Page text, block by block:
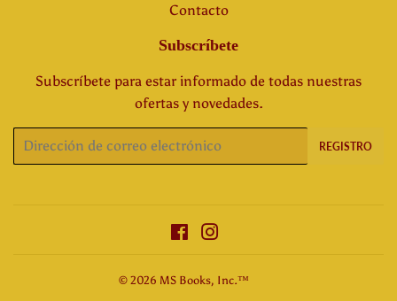
Contacto
Subscríbete
Subscríbete para estar informado de todas nuestras
ofertas y novedades.
Correo
REGISTRO
Facebook
© 2026 MS Books, Inc.™